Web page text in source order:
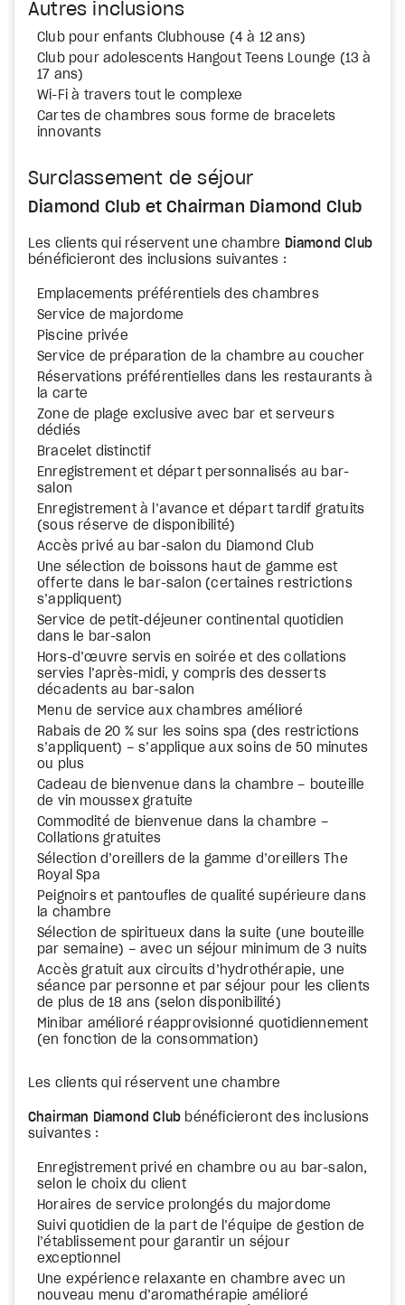
Autres inclusions
Club pour enfants Clubhouse (4 à 12 ans)
Club pour adolescents Hangout Teens Lounge (13 à
17 ans)
Wi-Fi à travers tout le complexe
Cartes de chambres sous forme de bracelets
innovants
Surclassement de séjour
Diamond Club et Chairman Diamond Club
Les clients qui réservent une chambre Diamond Club
bénéficieront des inclusions suivantes :
Emplacements préférentiels des chambres
Service de majordome
Piscine privée
Service de préparation de la chambre au coucher
Réservations préférentielles dans les restaurants à
la carte
Zone de plage exclusive avec bar et serveurs
dédiés
Bracelet distinctif
Enregistrement et départ personnalisés au bar-
salon
Enregistrement à l’avance et départ tardif gratuits
(sous réserve de disponibilité)
Accès privé au bar-salon du Diamond Club
Une sélection de boissons haut de gamme est
offerte dans le bar-salon (certaines restrictions
s’appliquent)
Service de petit-déjeuner continental quotidien
dans le bar-salon
Hors-d’œuvre servis en soirée et des collations
servies l’après-midi, y compris des desserts
décadents au bar-salon
Menu de service aux chambres amélioré
Rabais de 20 % sur les soins spa (des restrictions
s’appliquent) – s’applique aux soins de 50 minutes
ou plus
Cadeau de bienvenue dans la chambre – bouteille
de vin moussex gratuite
Commodité de bienvenue dans la chambre –
Collations gratuites
Sélection d’oreillers de la gamme d’oreillers The
Royal Spa
Peignoirs et pantoufles de qualité supérieure dans
la chambre
Sélection de spiritueux dans la suite (une bouteille
par semaine) – avec un séjour minimum de 3 nuits
Accès gratuit aux circuits d’hydrothérapie, une
séance par personne et par séjour pour les clients
de plus de 18 ans (selon disponibilité)
Minibar amélioré réapprovisionné quotidiennement
(en fonction de la consommation)
Les clients qui réservent une chambre
Chairman Diamond Club bénéficieront des inclusions
suivantes :
Enregistrement privé en chambre ou au bar-salon,
selon le choix du client
Horaires de service prolongés du majordome
Suivi quotidien de la part de l’équipe de gestion de
l’établissement pour garantir un séjour
exceptionnel
Une expérience relaxante en chambre avec un
nouveau menu d’aromathérapie amélioré